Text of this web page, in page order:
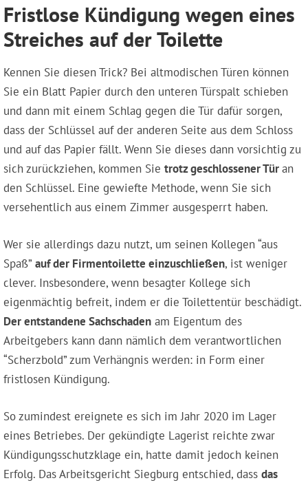
Fristlose Kündigung wegen eines
Streiches auf der Toilette
Kennen Sie diesen Trick? Bei altmodischen Türen können
Sie ein Blatt Papier durch den unteren Türspalt schieben
und dann mit einem Schlag gegen die Tür dafür sorgen,
dass der Schlüssel auf der anderen Seite aus dem Schloss
und auf das Papier fällt. Wenn Sie dieses dann vorsichtig zu
sich zurückziehen, kommen Sie trotz geschlossener Türan
den Schlüssel. Eine gewiefte Methode, wenn Sie sich
versehentlich aus einem Zimmer ausgesperrt haben.
Wer sie allerdings dazu nutzt, um seinen Kollegen “aus
Spaß” auf der Firmentoilette einzuschließen, ist weniger
clever. Insbesondere, wenn besagter Kollege sich
eigenmächtig befreit, indem er die Toilettentür beschädigt.
Der entstandene Sachschaden am Eigentum des
Arbeitgebers kann dann nämlich dem verantwortlichen
“Scherzbold” zum Verhängnis werden: in Form einer
fristlosen Kündigung.
So zumindest ereignete es sich im Jahr 2020 im Lager
eines Betriebes. Der gekündigte Lagerist reichte zwar
Kündigungsschutzklage ein, hatte damit jedoch keinen
Erfolg. Das Arbeitsgericht Siegburg entschied, dass das